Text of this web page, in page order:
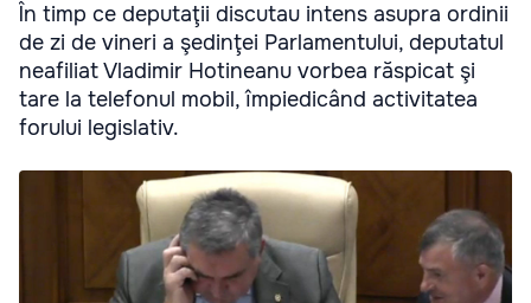
În timp ce deputaţii discutau intens asupra ordinii
de zi de vineri a şedinţei Parlamentului, deputatul
neafiliat Vladimir Hotineanu vorbea răspicat şi
tare la telefonul mobil, împiedicând activitatea
forului legislativ.